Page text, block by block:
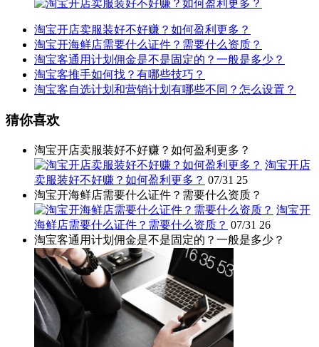
淘宝开店卖服装好不好赚？如何盈利更多？
淘宝开海鲜店需要什么证件？需要什么资质？
淘宝客通用计划佣金是不是固定的？一般是多少？
淘宝客推手如何找？有哪些技巧？
淘宝客自选计划和营销计划有哪些不同？怎么设置？
猜你喜欢
淘宝开店卖服装好不好赚？如何盈利更多？
淘宝开店
卖服装好不好赚？如何盈利更多？ 07/31 25
淘宝开海鲜店需要什么证件？需要什么资质？
淘宝开
海鲜店需要什么证件？需要什么资质？ 07/31 26
淘宝客通用计划佣金是不是固定的？一般是多少？